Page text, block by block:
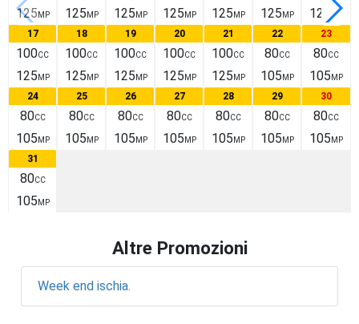
125 MP 125 MP 125 MP 125 MP 125 MP 125 MP 125MP
17
100CC
125 MP
18
100CC
125 MP
19
100CC
125 MP
20
100CC
125 MP
21
100CC
125 MP
22
80CC
105 MP
23
80CC
105 MP
24
80CC
105 MP
25
80CC
105 MP
26
80CC
105 MP
27
80CC
105 MP
28
80CC
105 MP
29
80CC
105 MP
30
80CC
105 MP
31
80CC
105 MP
Altre Promozioni
Week end ischia.